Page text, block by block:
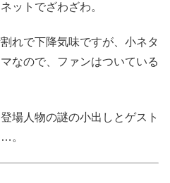
ットでざわざわ。
れで下降気味ですが、小ネタ
なので、ファンはついている
場人物の謎の小出しとゲスト
。